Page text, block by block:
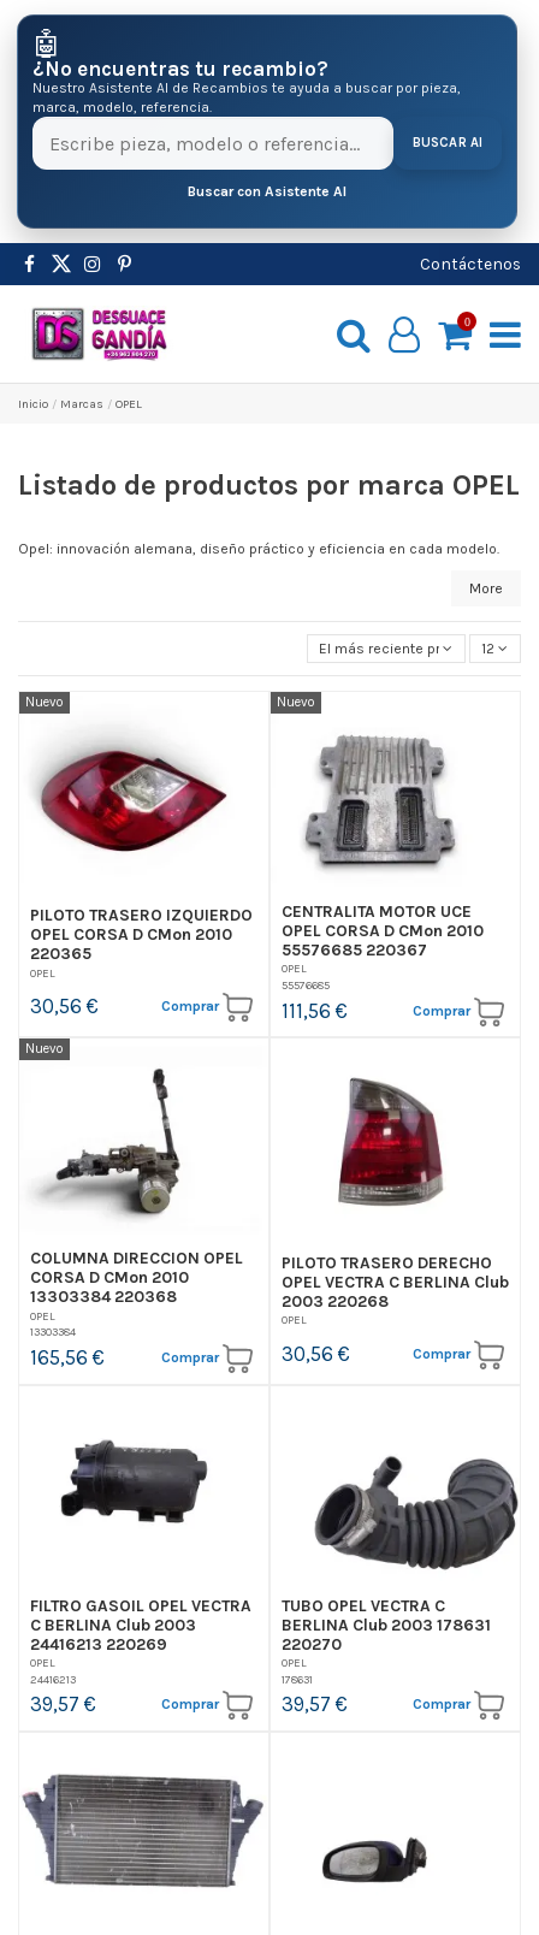
🤖
¿No encuentras tu recambio?
Nuestro Asistente AI de Recambios te ayuda a buscar por pieza,
marca, modelo, referencia.
BUSCAR AI
Buscar con Asistente AI
Contáctenos
0
Inicio Marcas OPEL
Listado de productos por marca OPEL
Opel: innovación alemana, diseño práctico y eficiencia en cada modelo.
More
El más reciente primero 12
Nuevo
PILOTO TRASERO IZQUIERDO
OPEL CORSA D CMon 2010
220365
OPEL
30,56 € Comprar
Nuevo
CENTRALITA MOTOR UCE
OPEL CORSA D CMon 2010
55576685 220367
OPEL
55576685
111,56 € Comprar
Nuevo
COLUMNA DIRECCION OPEL
CORSA D CMon 2010
13303384 220368
OPEL
13303384
165,56 € Comprar
PILOTO TRASERO DERECHO
OPEL VECTRA C BERLINA Club
2003 220268
OPEL
30,56 € Comprar
FILTRO GASOIL OPEL VECTRA
C BERLINA Club 2003
24416213 220269
OPEL
24416213
39,57 € Comprar
TUBO OPEL VECTRA C
BERLINA Club 2003 178631
220270
OPEL
178631
39,57 € Comprar